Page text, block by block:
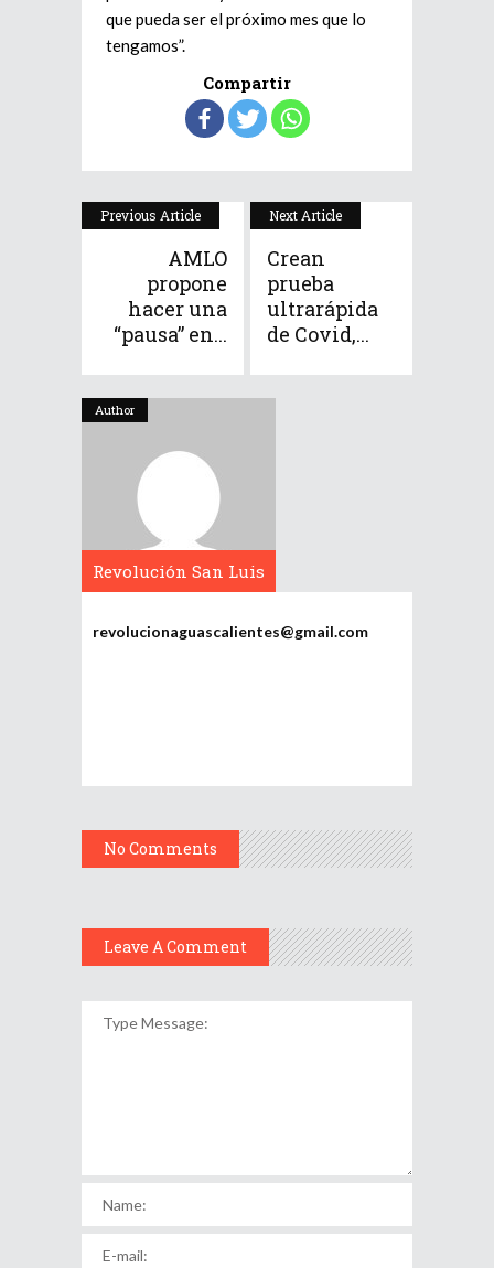
que pueda ser el próximo mes que lo
tengamos”.
Compartir
Previous Article
AMLO
propone
hacer una
“pausa” en...
Next Article
Crean
prueba
ultrarápida
de Covid,...
Author
Revolución San Luis
revolucionaguascalientes@gmail.com
No Comments
Leave A Comment